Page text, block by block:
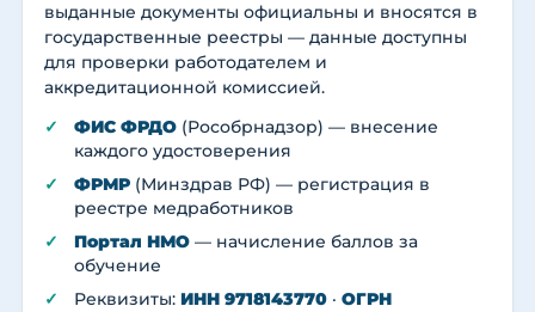
выданные документы официальны и вносятся в
государственные реестры — данные доступны
для проверки работодателем и
аккредитационной комиссией.
ФИС ФРДО (Рособрнадзор) — внесение
каждого удостоверения
ФРМР (Минздрав РФ) — регистрация в
реестре медработников
Портал НМО — начисление баллов за
обучение
Реквизиты: ИНН 9718143770 · ОГРН